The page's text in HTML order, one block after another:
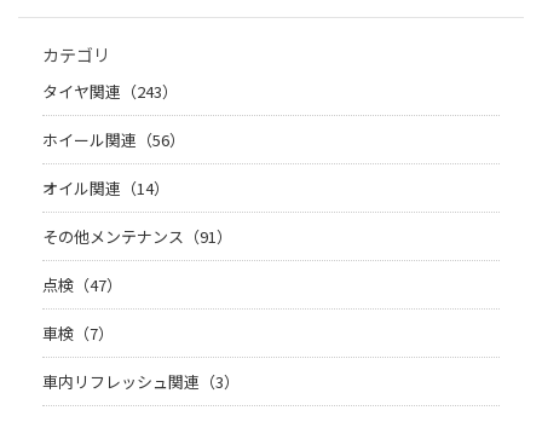
カテゴリ
タイヤ関連（243）
ホイール関連（56）
オイル関連（14）
その他メンテナンス（91）
点検（47）
車検（7）
車内リフレッシュ関連（3）